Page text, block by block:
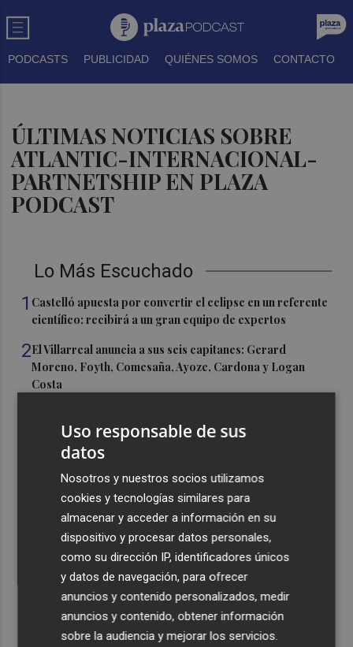
PODCASTS PUBLICIDAD QUIÉNES SOMOS CONTACTO
ÚLTIMAS NOTICIAS SOBRE
ATLANTIC-INTERNACIONAL-
PARTNETSHIP EN PLAZA
PODCAST
Lo Más Escuchado
1 Castelló apuesta por convertir el eclipse en un referente
científico: recibirá a un gran equipo de expertos
2El Villarreal anuncia a sus seis capitanes: Gerard
Moreno, Foyth, Comesaña, Ayoze, Cardona y Logan
Costa
una lesión muscular
San Javier da viabilidad al nuevo contrato del transporte
urbano y a un hotel de cuatro estrellas en La Manga con
324 habitaciones
Estos son los estrenos que abren la cartelera en agosto:
de la comedia 'El último mono' a una nueva entrega de
'La Patrulla Canina'
Uso responsable de sus
datos
Nosotros y nuestros socios utilizamos
cookies y tecnologías similares para
almacenar y acceder a información en su
dispositivo y procesar datos personales,
como su dirección IP, identificadores únicos
y datos de navegación, para ofrecer
anuncios y contenido personalizados, medir
anuncios y contenido, obtener información
sobre la audiencia y mejorar los servicios.